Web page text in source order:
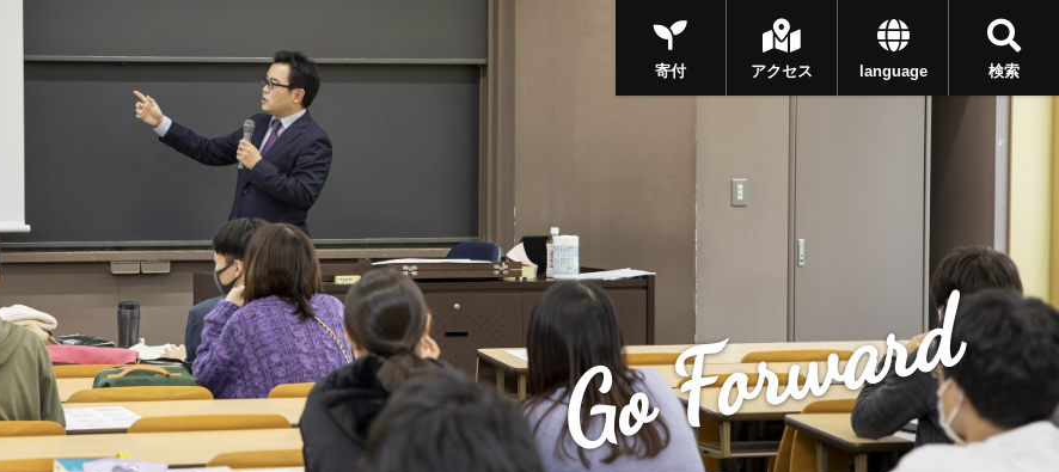
検索
language
アクセス
寄付
Go Forward